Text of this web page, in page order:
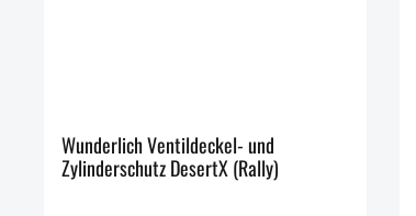
Wunderlich Ventildeckel- und
Zylinderschutz DesertX (Rally)